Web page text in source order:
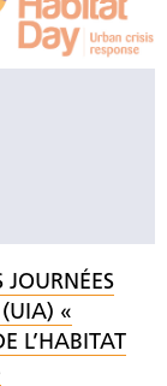
(UIA) «
L’HABITAT